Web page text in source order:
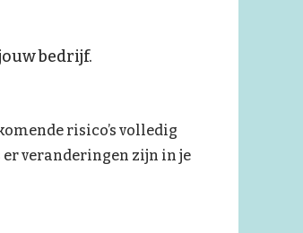
bedrijf.
risico’s volledig
er veranderingen zijn in je